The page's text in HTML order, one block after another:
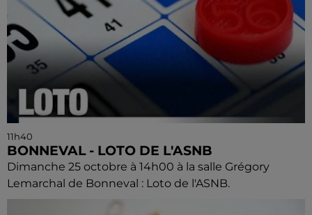
11h40
BONNEVAL - LOTO DE L'ASNB
Dimanche 25 octobre à 14h00 à la salle Grégory
Lemarchal de Bonneval : Loto de l'ASNB.